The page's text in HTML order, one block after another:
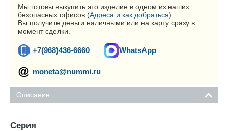
Мы готовы выкупить это изделие в одном из наших
безопасных офисов (Адреса и как добраться).
Вы получите деньги наличными или на карту сразу в
момент сделки.
+7(968)436-6660 WhatsApp
moneta@nummi.ru
Описание
Серия